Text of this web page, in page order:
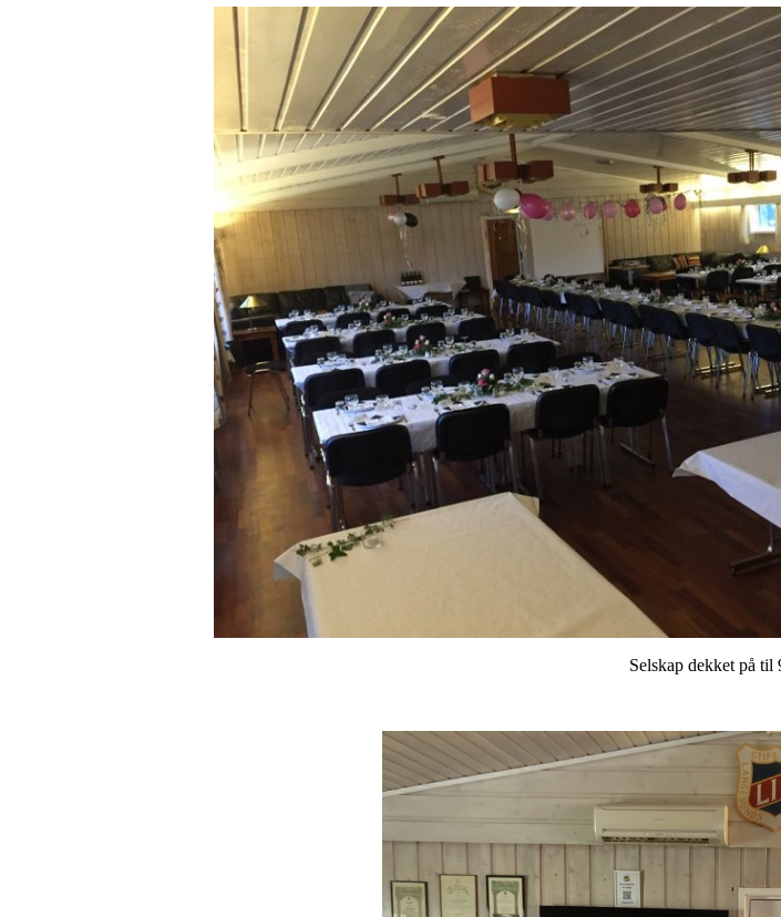
Selskap dekket på til